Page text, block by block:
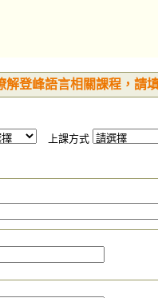
解登峰語言相關課程，請
上課方式